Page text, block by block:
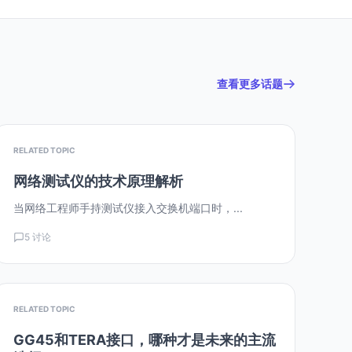
查看更多话题
RELATED TOPIC
网络测试仪的技术原理解析
当网络工程师手持测试仪接入交换机端口时，...
5 讨论
RELATED TOPIC
GG45和TERA接口，哪种才是未来的主流